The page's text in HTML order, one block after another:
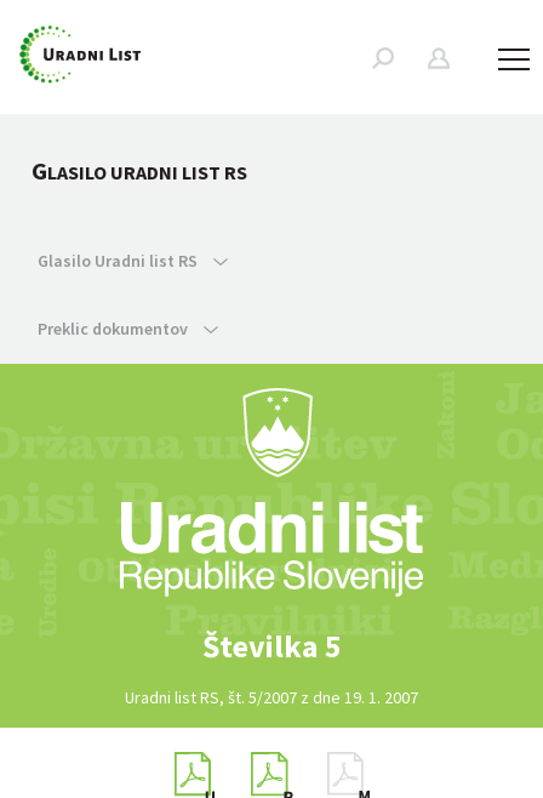
GLASILO URADNI LIST RS
Glasilo Uradni list RS
Preklic dokumentov
Številka 5
Uradni list RS, št. 5/2007 z dne 19. 1. 2007